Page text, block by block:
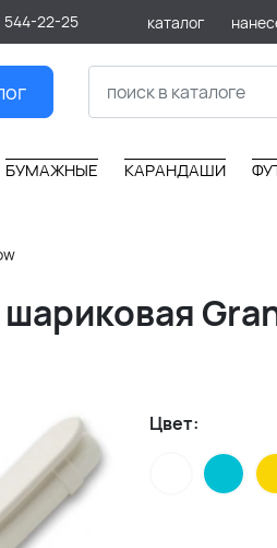
544-22-25 каталог
БУМАЖНЫЕ КАРАНДАШИ
шариковая
Цвет: